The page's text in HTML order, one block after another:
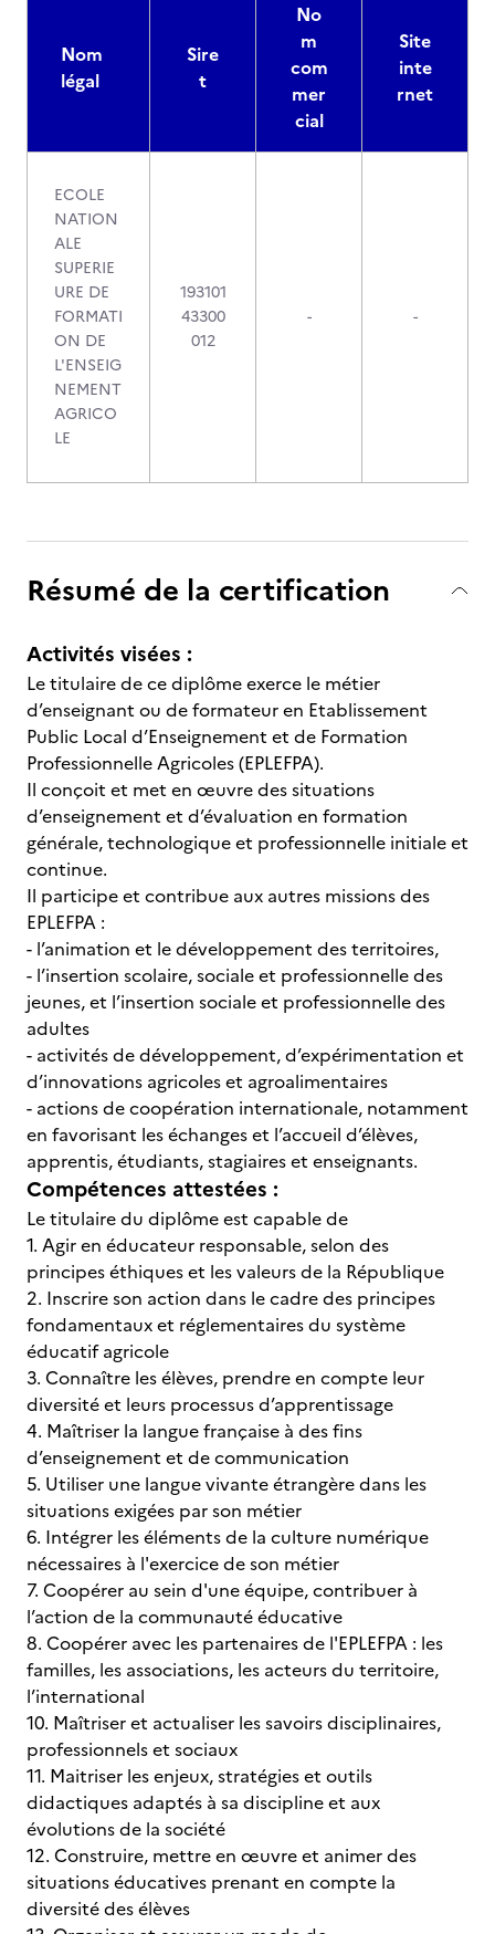
Nom
légal
Sire
t
No
m
com
mer
cial
Site
inte
rnet
ECOLE
NATION
ALE
SUPERIE
URE DE
FORMATI
ON DE
L'ENSEIG
NEMENT
AGRICO
LE
193101
43300
012
- -
Résumé de la certification
Activités visées :
Le titulaire de ce diplôme exerce le métier
d’enseignant ou de formateur en Etablissement
Public Local d’Enseignement et de Formation
Professionnelle Agricoles (EPLEFPA).
Il conçoit et met en œuvre des situations
d’enseignement et d’évaluation en formation
générale, technologique et professionnelle initiale et
continue.
Il participe et contribue aux autres missions des
EPLEFPA :
- l’animation et le développement des territoires,
- l’insertion scolaire, sociale et professionnelle des
jeunes, et l’insertion sociale et professionnelle des
adultes
- activités de développement, d’expérimentation et
d’innovations agricoles et agroalimentaires
- actions de coopération internationale, notamment
en favorisant les échanges et l’accueil d’élèves,
apprentis, étudiants, stagiaires et enseignants.
Compétences attestées :
Le titulaire du diplôme est capable de
1. Agir en éducateur responsable, selon des
principes éthiques et les valeurs de la République
2. Inscrire son action dans le cadre des principes
fondamentaux et réglementaires du système
éducatif agricole
3. Connaître les élèves, prendre en compte leur
diversité et leurs processus d’apprentissage
4. Maîtriser la langue française à des fins
d’enseignement et de communication
5. Utiliser une langue vivante étrangère dans les
situations exigées par son métier
6. Intégrer les éléments de la culture numérique
nécessaires à l'exercice de son métier
7. Coopérer au sein d'une équipe, contribuer à
l’action de la communauté éducative
8. Coopérer avec les partenaires de l'EPLEFPA : les
familles, les associations, les acteurs du territoire,
l’international
10. Maîtriser et actualiser les savoirs disciplinaires,
professionnels et sociaux
11. Maitriser les enjeux, stratégies et outils
didactiques adaptés à sa discipline et aux
évolutions de la société
12. Construire, mettre en œuvre et animer des
situations éducatives prenant en compte la
diversité des élèves